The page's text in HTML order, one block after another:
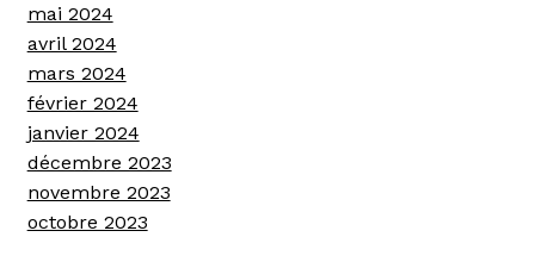
mai 2024
avril 2024
mars 2024
février 2024
janvier 2024
décembre 2023
novembre 2023
octobre 2023